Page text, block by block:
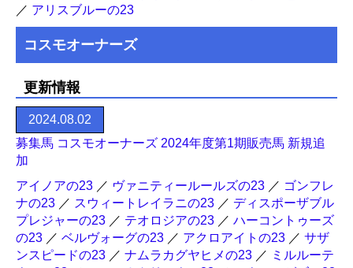
／ アリスブルーの23
コスモオーナーズ
更新情報
2024.08.02
募集馬 コスモオーナーズ 2024年度第1期販売馬 新規追
加
アイノアの23 ／ ヴァニティールールズの23 ／ ゴンフレ
ナの23 ／ スウィートレイラニの23 ／ ディスポーザブル
プレジャーの23 ／ テオロジアの23 ／ ハーコントゥーズ
の23 ／ ベルヴォーグの23 ／ アクロアイトの23 ／ サザ
ンスピードの23 ／ ナムラカグヤヒメの23 ／ ミルルーテ